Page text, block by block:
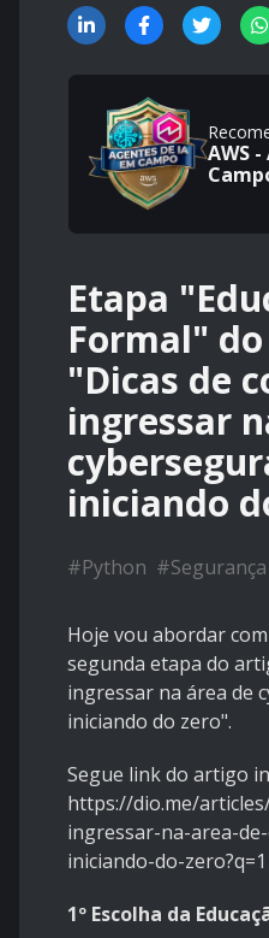
AWS
Etapa
Formal"
"Dicas de
ingressar
iniciando
#Python #
Hoje vou abordar
segunda etapa do
ingressar na área de
iniciando do zero".
Segue link do artigo
https://dio.me/
ingressar-na-area-
iniciando-do-
1º Escolha da